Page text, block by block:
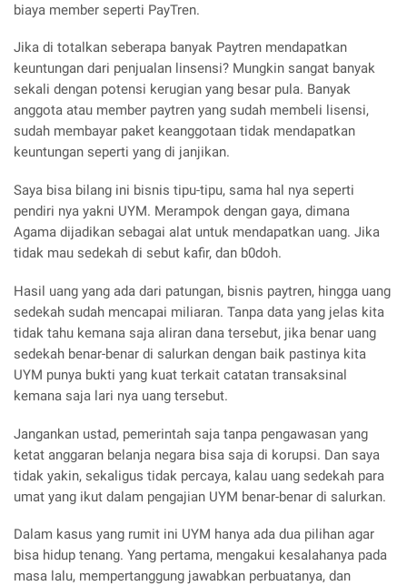
biaya member seperti PayTren.
Jika di totalkan seberapa banyak Paytren mendapatkan
keuntungan dari penjualan linsensi? Mungkin sangat banyak
sekali dengan potensi kerugian yang besar pula. Banyak
anggota atau member paytren yang sudah membeli lisensi,
sudah membayar paket keanggotaan tidak mendapatkan
keuntungan seperti yang di janjikan.
Saya bisa bilang ini bisnis tipu-tipu, sama hal nya seperti
pendiri nya yakni UYM. Merampok dengan gaya, dimana
Agama dijadikan sebagai alat untuk mendapatkan uang. Jika
tidak mau sedekah di sebut kafir, dan b0doh.
Hasil uang yang ada dari patungan, bisnis paytren, hingga uang
sedekah sudah mencapai miliaran. Tanpa data yang jelas kita
tidak tahu kemana saja aliran dana tersebut, jika benar uang
sedekah benar-benar di salurkan dengan baik pastinya kita
UYM punya bukti yang kuat terkait catatan transaksinal
kemana saja lari nya uang tersebut.
Jangankan ustad, pemerintah saja tanpa pengawasan yang
ketat anggaran belanja negara bisa saja di korupsi. Dan saya
tidak yakin, sekaligus tidak percaya, kalau uang sedekah para
umat yang ikut dalam pengajian UYM benar-benar di salurkan.
Dalam kasus yang rumit ini UYM hanya ada dua pilihan agar
bisa hidup tenang. Yang pertama, mengakui kesalahanya pada
masa lalu, mempertanggung jawabkan perbuatanya, dan